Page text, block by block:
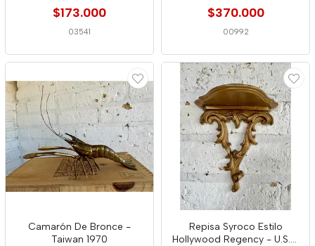
$173.000
03541
$370.000
00992
Camarón De Bronce -
Taiwan 1970
Repisa Syroco Estilo
Hollywood Regency - U.S.A.